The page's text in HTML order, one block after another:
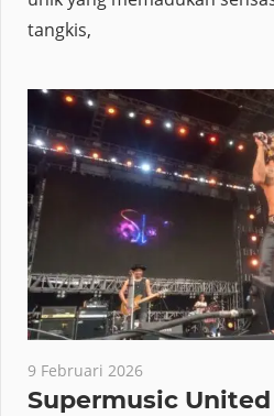
tangkis,
9 Februari 2026
Supermusic